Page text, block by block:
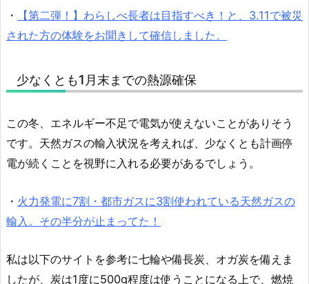
・
【第二弾！】わらしべ長者は目指すべき！と、3.11で被災
された方の体験をお聞きして確信しました。
少なくとも1月末までの熱源確保
この冬、エネルギー不足で電気が使えないことがありそう
です。天然ガスの輸入状況を考えれば、少なくとも計画停
電が続くことを視野に入れる必要があるでしょう。
・ 火力発電に7割・都市ガスに3割使われている天然ガスの
輸入。その半分が止まってた！
私は以下のサイトを参考に七輪や備長炭、オガ炭を備えま
したが、炭は1度に500g程度は使うことになる上で、燃焼